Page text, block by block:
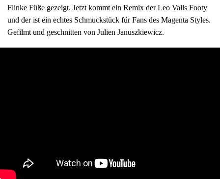
Flinke Füße gezeigt. Jetzt kommt ein Remix der Leo Valls Footy
und der ist ein echtes Schmuckstück für Fans des Magenta Styles.
Gefilmt und geschnitten von Julien Januszkiewicz.